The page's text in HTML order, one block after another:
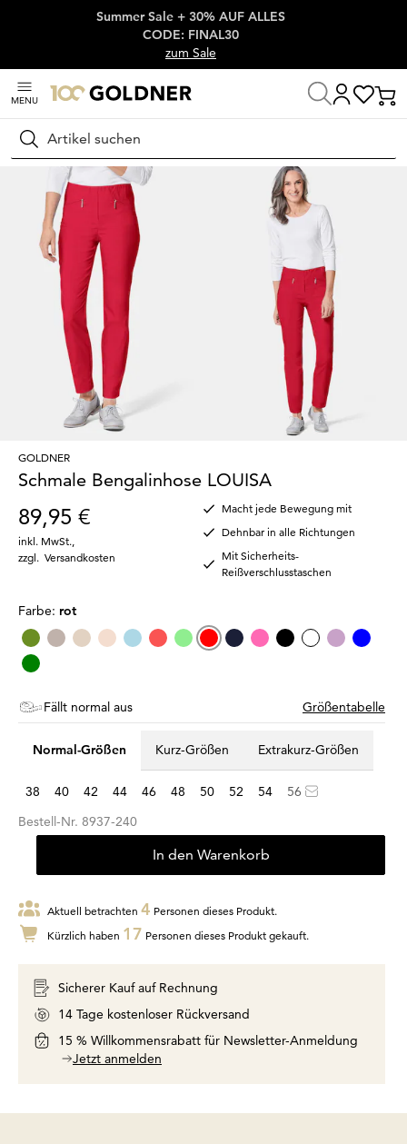
Überspringe Navigation, direkt zum Content
Summer Sale + 30% AUF ALLES
CODE: FINAL30
zum Sale
MENU
Suchen
Startseite Damenmode
GOLDNER
Schmale Bengalinhose LOUISA
89,95 €
inkl. MwSt.
zzgl. Versandkosten
Macht jede Bewegung mit
Dehnbar in alle Richtungen
Mit Sicherheits-
Reißverschlusstaschen
Farbe: rot
Fällt normal aus Größentabelle
Normal-Größen Kurz-Größen Extrakurz-Größen
38 40 42 44 46 48 50 52 54
56
Bestell-Nr. 8937-240
In den Warenkorb
Aktuell betrachten 4 Personen dieses Produkt.
Kürzlich haben 17 Personen dieses Produkt gekauft.
Sicherer Kauf auf Rechnung
14 Tage kostenloser Rückversand
15 % Willkommensrabatt für Newsletter-Anmeldung
Jetzt anmelden